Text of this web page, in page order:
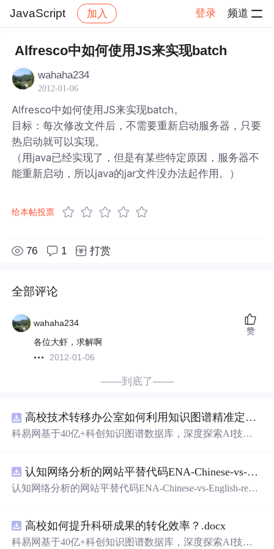
JavaScript 加入 登录 频道
社区 JavaScript 帖子详情
Alfresco中如何使用JS来实现batch
wahaha234
2012-01-06
Alfresco中如何使用JS来实现batch。
目标：每次修改文件后，不需要重新启动服务器，只要
热启动就可以实现。
（用java已经实现了，但是有某些特定原因，服务器不
能重新启动，所以java的jar文件没办法起作用。）
给本帖投票
76 1 打赏
全部评论
wahaha234
各位大虾，求解啊
2012-01-06
赞
——到底了——
高校技术转移办公室如何利用知识图谱精准定位产业需求与技术适配点？.docx
科易网基于40亿+科创知识图谱数据库，深度探索AI技术
新领域的AI+数智化解决方案，推动科技创新与产业创新
智能化发展。
认知网络分析的网站平替代码ENA-Chinese-vs-English-reproducible.zip
认知网络分析的网站平替代码ENA-Chinese-vs-English-repro
高校如何提升科研成果的转化效率？.docx
科易网基于40亿+科创知识图谱数据库，深度探索AI技术